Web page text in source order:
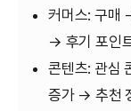
커머스: 구매
→ 후기 포인
콘텐츠: 관심
증가 → 추천